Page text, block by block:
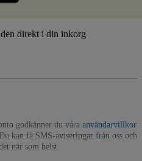
direkt i din inkorg
godkänner du våra användarvillkor
kan få SMS-aviseringar från oss och
när som helst.